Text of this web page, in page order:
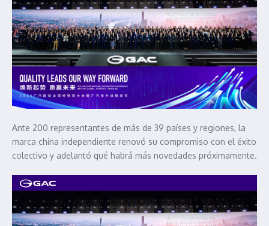
Ante 200 representantes de más de 39 países y regiones, la
marca china independiente renovó su compromiso con el éxito
colectivo y adelantó qué habrá más novedades próximamente.